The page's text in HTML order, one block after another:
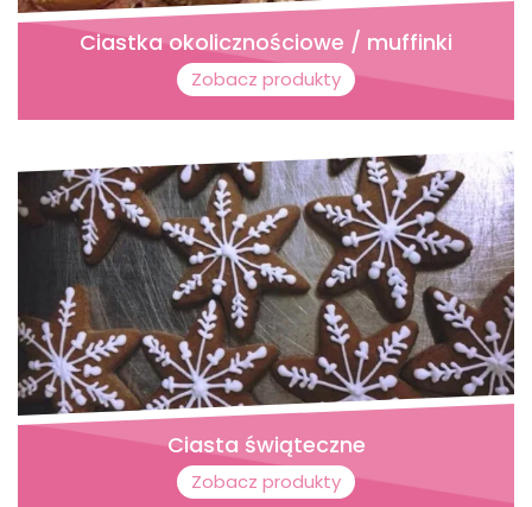
Ciastka okolicznościowe / muffinki
Zobacz produkty
Ciasta świąteczne
Zobacz produkty